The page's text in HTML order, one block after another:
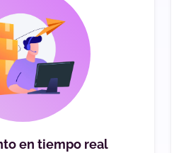
en tiempo real